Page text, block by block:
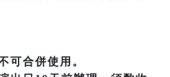
可合併使用。